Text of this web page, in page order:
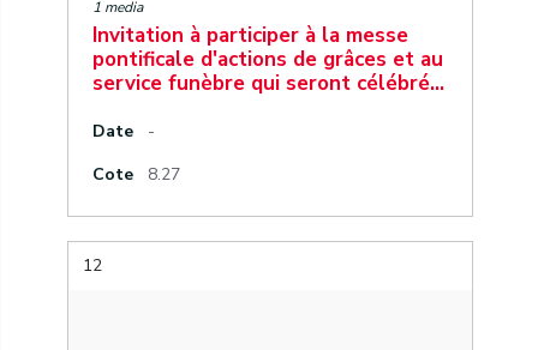
1 media
Invitation à participer à la messe
pontificale d'actions de grâces et au
service funèbre qui seront célébré…
Date
-
Cote
8.27
12